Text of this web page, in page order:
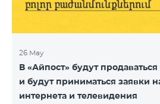
26 May
В «Айпост» будут
и будут приниматься заявки
интернета и телевидения